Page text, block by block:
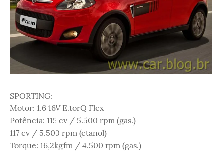
SPORTING:
Motor: 1.6 16V E.torQ Flex
Potência: 115 cv / 5.500 rpm (gas.)
117 cv / 5.500 rpm (etanol)
Torque: 16,2kgfm / 4.500 rpm (gas.)